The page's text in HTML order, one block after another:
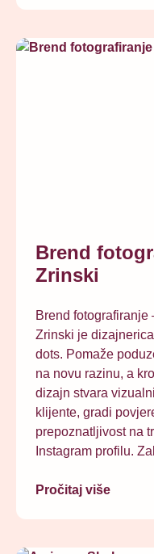
Brend
Zrinski
Brend
Zrinski je
dots. Pomaže
na novu razinu, a
dizajn stvara
klijente, gradi
prepoznatljivost na
Instagram profilu.
Pročitaj više